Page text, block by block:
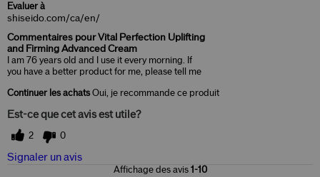
Evaluer à
shiseido.com/ca/en/
Commentaires pour Vital Perfection Uplifting
and Firming Advanced Cream
I am 76 years old and I use it every morning. If
you have a better product for me, please tell me
Continuer les achatsOui, je recommande ce produit
Est-ce que cet avis est utile?
2 0
Signaler un avis
Affichage des avis 1-10